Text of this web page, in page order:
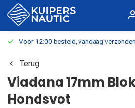
Voor 12:00 besteld, vandaag verzonden
Terug
Viadana 17mm
Hondsvot